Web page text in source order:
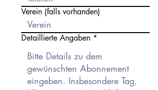
Verein (falls vorhanden)
Detaillierte Angaben